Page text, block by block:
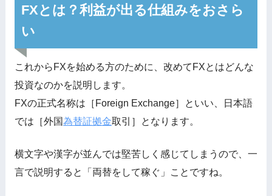
FXとは？利益が出る仕組みをおさら
い
これからFXを始める方のために、改めてFXとはどんな
投資なのかを説明します。
FXの正式名称は［Foreign Exchange］といい、日本語
では［外国為替証拠金取引］となります。
横文字や漢字が並んでは堅苦しく感じてしまうので、一
言で説明すると「両替をして稼ぐ」ことですね。